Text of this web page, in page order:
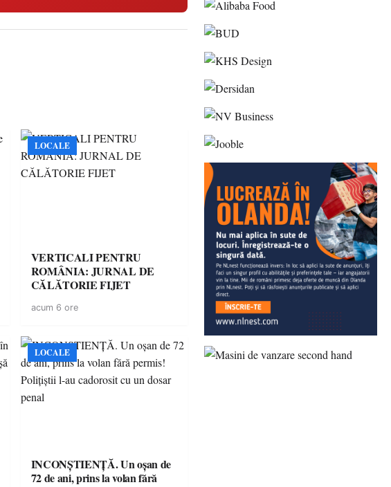
LOCALE
VERTICALI PENTRU
ROMÂNIA: JURNAL DE
CĂLĂTORIE FIJET
acum 6 ore
LOCALE
INCONȘTIENȚĂ. Un oșan de
72 de ani, prins la volan fără